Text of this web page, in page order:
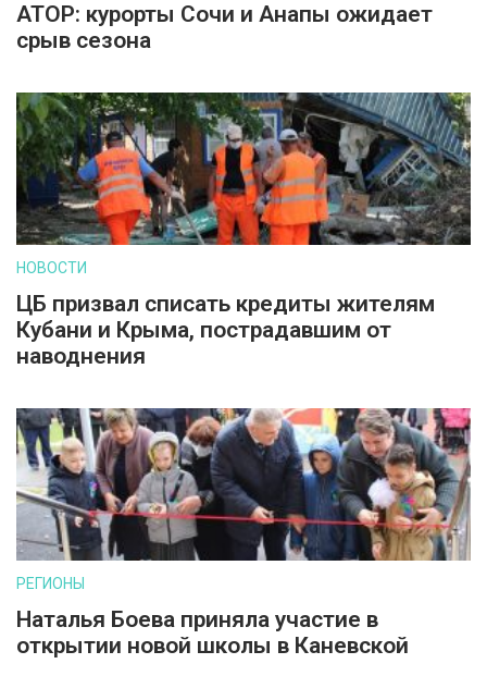
АТОР: курорты Сочи и Анапы ожидает
срыв сезона
НОВОСТИ
ЦБ призвал списать кредиты жителям
Кубани и Крыма, пострадавшим от
наводнения
РЕГИОНЫ
Наталья Боева приняла участие в
открытии новой школы в Каневской